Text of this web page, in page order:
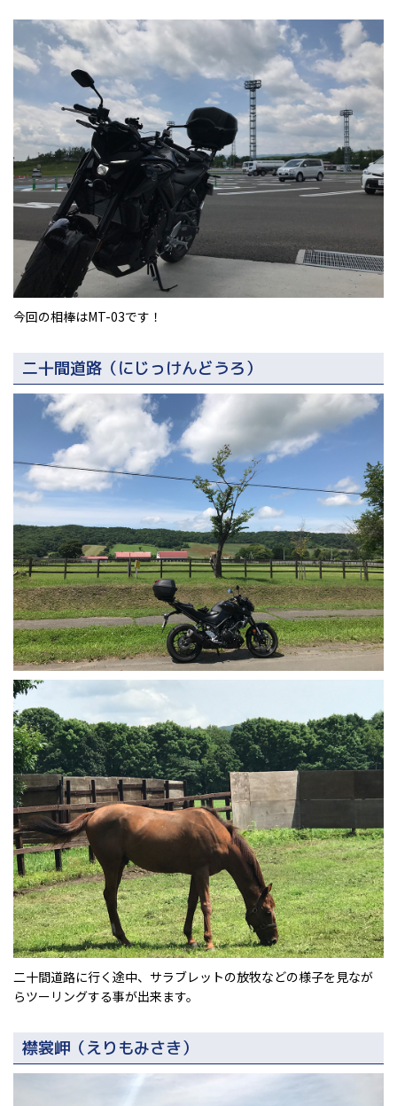
今回の相棒はMT-03です！
二十間道路（にじっけんどうろ）
二十間道路に行く途中、サラブレットの放牧などの様子を見なが
らツーリングする事が出来ます。
襟裳岬（えりもみさき）